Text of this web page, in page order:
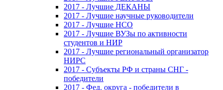
2017 - Лучшие ДЕКАНЫ
2017 - Лучшие научные руководители
2017 - Лучшие НСО
2017 - Лучшие ВУЗы по активности
студентов и НИР
2017 - Лучшие региональный организатор
НИРС
2017 - Субъекты РФ и страны СНГ -
победители
2017 - Фед. округа - победители в